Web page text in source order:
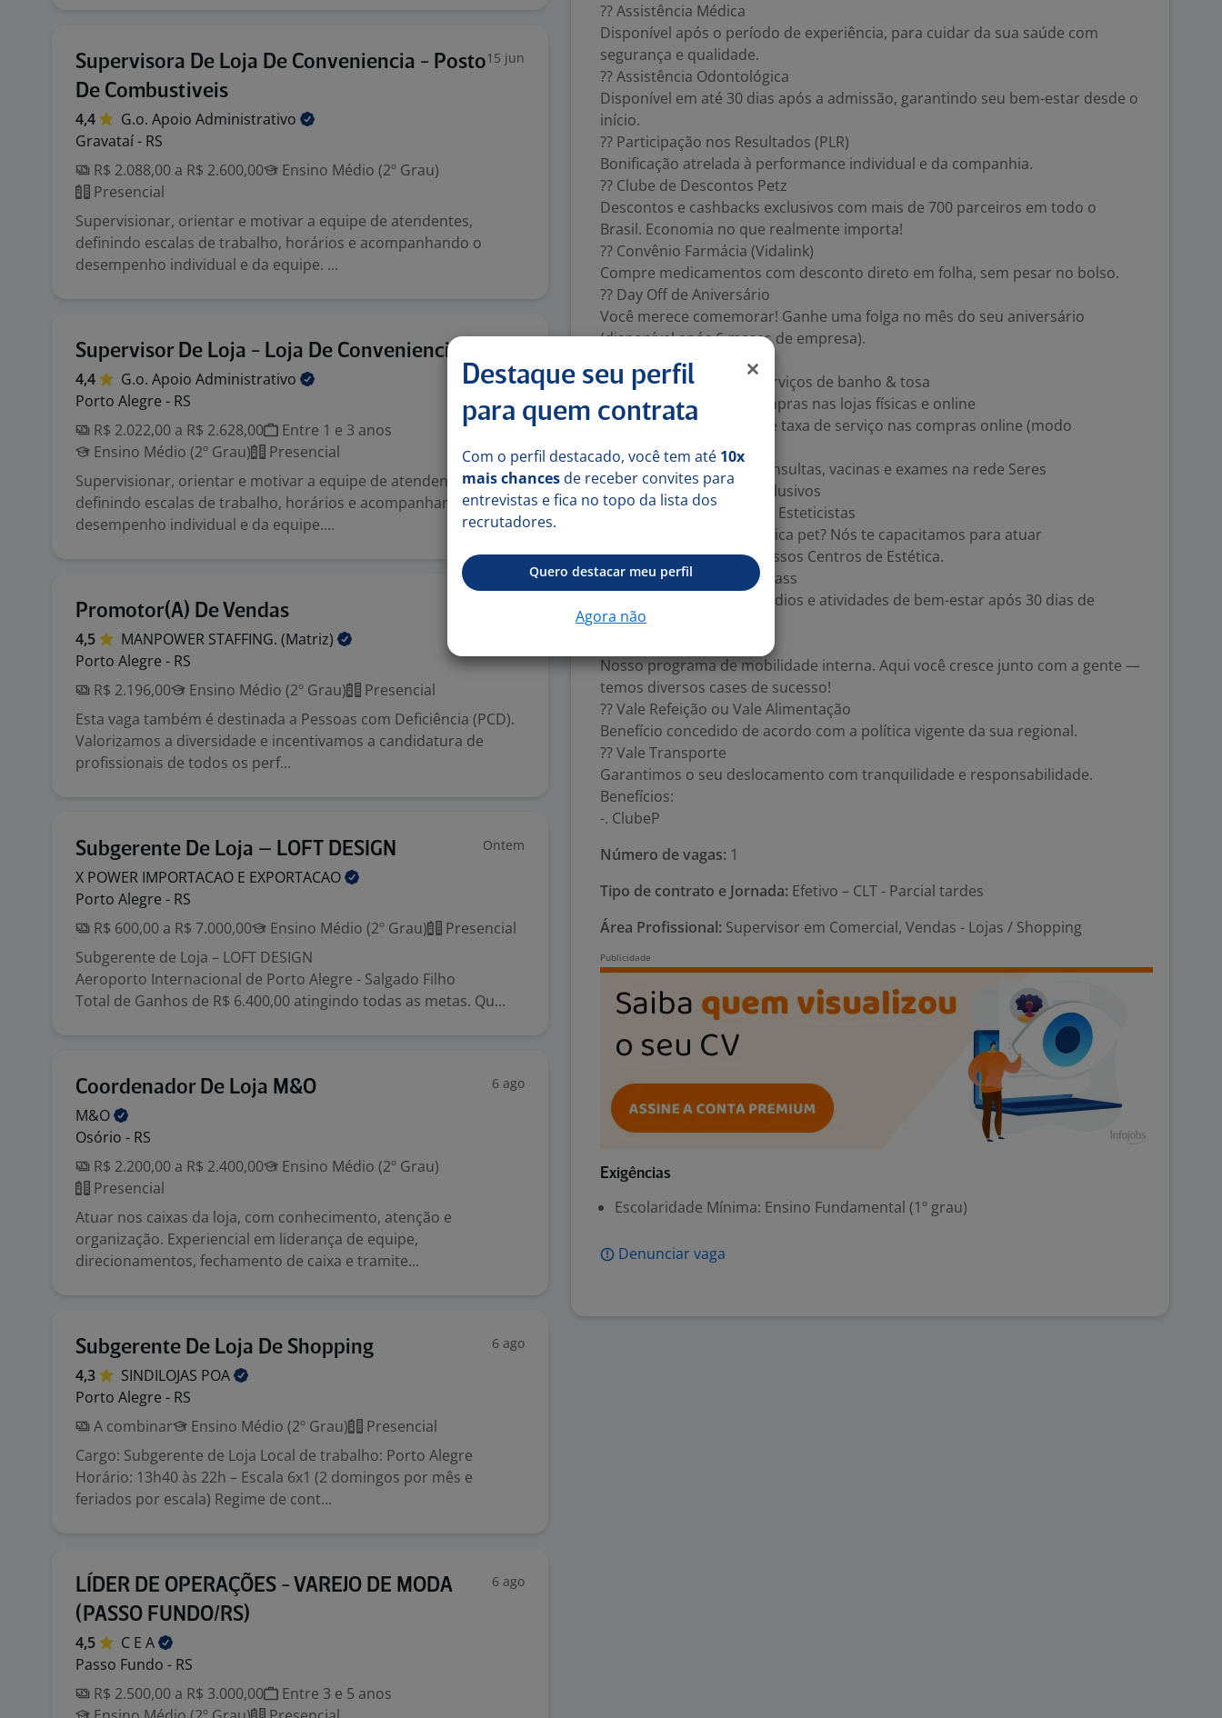
Supervisora De Loja De Conveniencia - Posto
De Combustiveis
15 jun
4,4 G.o. Apoio Administrativo
Gravataí - RS
R$ 2.088,00 a R$ 2.600,00
Ensino Médio (2º Grau)
Presencial
Supervisionar, orientar e motivar a equipe de atendentes,
definindo escalas de trabalho, horários e acompanhando o
desempenho individual e da equipe. ...
Supervisor De Loja - Loja De Conveniencia
4,4 G.o. Apoio Administrativo
Porto Alegre - RS
R$ 2.022,00 a R$ 2.628,00
Entre 1 e 3 anos
Ensino Médio (2º Grau)
Presencial
Supervisionar, orientar e motivar a equipe de atendentes,
definindo escalas de trabalho, horários e acompanhando o
desempenho individual e da equipe....
Promotor(A) De Vendas
4,5 MANPOWER STAFFING. (Matriz)
Porto Alegre - RS
R$ 2.196,00
Ensino Médio (2º Grau)
Presencial
Esta vaga também é destinada a Pessoas com Deficiência (PCD).
Valorizamos a diversidade e incentivamos a candidatura de
profissionais de todos os perf...
Subgerente De Loja – LOFT DESIGN Ontem
X POWER IMPORTACAO E EXPORTACAO
Porto Alegre - RS
R$ 600,00 a R$ 7.000,00
Ensino Médio (2º Grau)
Presencial
Subgerente de Loja – LOFT DESIGN
Aeroporto Internacional de Porto Alegre - Salgado Filho
Total de Ganhos de R$ 6.400,00 atingindo todas as metas. Qu...
Coordenador De Loja M&O 6 ago
M&O
Osório - RS
R$ 2.200,00 a R$ 2.400,00
Ensino Médio (2º Grau)
Presencial
Atuar nos caixas da loja, com conhecimento, atenção e
organização. Experiencial em liderança de equipe,
direcionamentos, fechamento de caixa e tramite...
Subgerente De Loja De Shopping 6 ago
4,3 SINDILOJAS POA
Porto Alegre - RS
A combinar
Ensino Médio (2º Grau)
Presencial
Cargo: Subgerente de Loja Local de trabalho: Porto Alegre
Horário: 13h40 às 22h – Escala 6x1 (2 domingos por mês e
feriados por escala) Regime de cont...
LÍDER DE OPERAÇÕES - VAREJO DE MODA
(PASSO FUNDO/RS)
6 ago
4,5 C E A
Passo Fundo - RS
R$ 2.500,00 a R$ 3.000,00
Entre 3 e 5 anos
?? Assistência Médica
Disponível após o período de experiência, para cuidar da sua saúde com
segurança e qualidade.
?? Assistência Odontológica
Disponível em até 30 dias após a admissão, garantindo seu bem-estar desde o
início.
?? Participação nos Resultados (PLR)
Bonificação atrelada à performance individual e da companhia.
?? Clube de Descontos Petz
Descontos e cashbacks exclusivos com mais de 700 parceiros em todo o
Brasil. Economia no que realmente importa!
?? Convênio Farmácia (Vidalink)
Compre medicamentos com desconto direto em folha, sem pesar no bolso.
?? Day Off de Aniversário
Você merece comemorar! Ganhe uma folga no mês do seu aniversário
(disponível após 6 meses de empresa).
?? Clubz Petz Diamante
? 30% de desconto em serviços de banho & tosa
? 5% de CashPetz em compras nas lojas físicas e online
? Frete grátis e isenção de taxa de serviço nas compras online (modo
econômico/padrão)
? 30% de CashPetz em consultas, vacinas e exames na rede Seres
? Acesso a conteúdos exclusivos
?? Formação Interna para Esteticistas
Quer trabalhar com estética pet? Nós te capacitamos para atuar
profissionalmente em nossos Centros de Estética.
?????? GymPass ou TotalPass
Acesso a academias, estúdios e atividades de bem-estar após 30 dias de
empresa.
Nosso programa de mobilidade interna. Aqui você cresce junto com a gente —
temos diversos cases de sucesso!
?? Vale Refeição ou Vale Alimentação
Benefício concedido de acordo com a política vigente da sua regional.
?? Vale Transporte
Garantimos o seu deslocamento com tranquilidade e responsabilidade.
Benefícios:
-. ClubeP
Número de vagas: 1
Tipo de contrato e Jornada: Efetivo – CLT - Parcial tardes
Área Profissional: Supervisor em Comercial, Vendas - Lojas / Shopping
Exigências
Escolaridade Mínima: Ensino Fundamental (1º grau)
Denunciar vaga
Destaque seu perfil
para quem contrata
Com o perfil destacado, você tem até 10x
mais chances de receber convites para
entrevistas e fica no topo da lista dos
recrutadores.
Quero destacar meu perfil
Agora não